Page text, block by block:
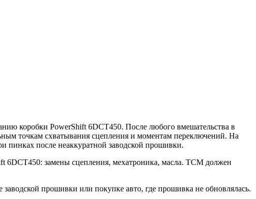
коробки PowerShift 6DCT450. После любого вмешательства в
точкам схватывания сцепления и моментам переключений. На
пинках после неаккуратной заводской прошивки.
6DCT450: замены сцепления, мехатроника, масла. TCM должен
прошивки или покупке авто, где прошивка не обновлялась.